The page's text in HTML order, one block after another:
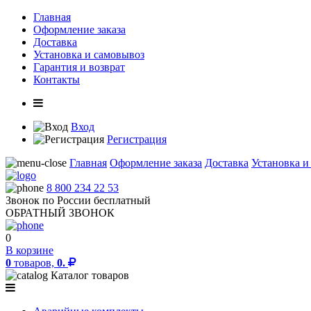
Главная
Оформление заказа
Доставка
Установка и самовывоз
Гарантия и возврат
Контакты
Вход
Регистрация
Главная Оформление заказа Доставка Установка
8 800 234 22 53
Звонок по России бесплатный
ОБРАТНЫЙ ЗВОНОК
0
В корзине
0 товаров, 0.
Каталог товаров